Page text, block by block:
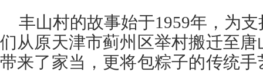
丰山村的故事始于1959年，为
们从原天津市蓟州区举村搬迁至
带来了家当，更将包粽子的传统